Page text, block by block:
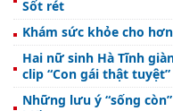
Sốt rét
Khám sức khỏe cho
Hai nữ sinh Hà Tĩnh
clip “Con gái thật tuyệt”
Những lưu ý “sống